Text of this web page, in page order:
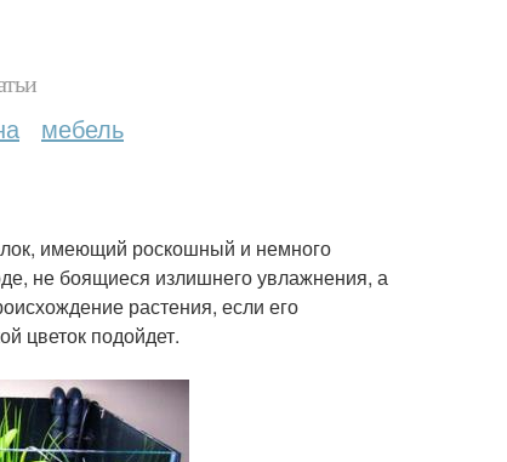
мебель
имеющий роскошный и немного
не боящиеся излишнего увлажнения, а
растения, если его
цветок подойдет.